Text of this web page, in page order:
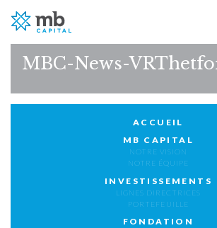
MBC-News-
ACCUEIL
MB CAPITAL
NOTRE VISION
NOTRE ÉQUIPE
INVESTISSEMENTS
LIGNES DIRECTRICES
PORTEFEUILLE
FONDATION